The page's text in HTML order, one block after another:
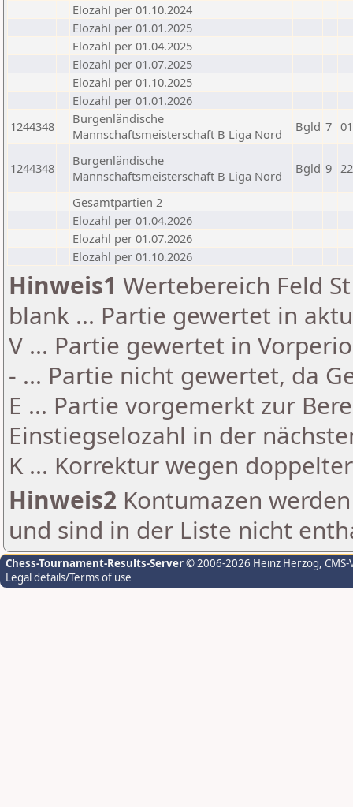
Elozahl per 01.10.2024
Elozahl per 01.01.2025
Elozahl per 01.04.2025
Elozahl per 01.07.2025
Elozahl per 01.10.2025
Elozahl per 01.01.2026
1244348
Burgenländische
Mannschaftsmeisterschaft B Liga Nord
Bgld 7
1244348
Burgenländische
Mannschaftsmeisterschaft B Liga Nord
Bgld 9
Gesamtpartien 2
Elozahl per 01.04.2026
Elozahl per 01.07.2026
Elozahl per 01.10.2026
Hinweis1 Wertebereich Feld
blank ... Partie gewertet in
V ... Partie gewertet in
- ... Partie nicht gewertet, da
E ... Partie vorgemerkt zur
Einstiegselozahl in der
K ... Korrektur wegen
Hinweis2 Kontumazen
und sind in der Liste nicht
Chess-Tournament-Results-Server© 2006-2026 Heinz Herzog,
Legal details/Terms of use